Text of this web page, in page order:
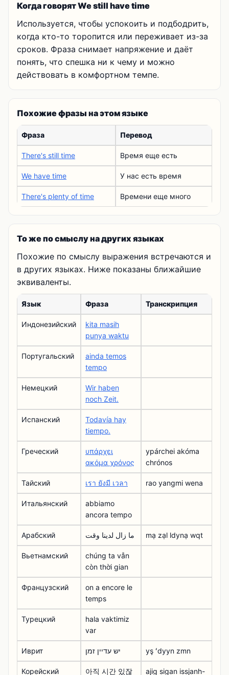
Когда говорят We still have time
Используется, чтобы успокоить и подбодрить,
когда кто-то торопится или переживает из-за
сроков. Фраза снимает напряжение и даёт
понять, что спешка ни к чему и можно
действовать в комфортном темпе.
Похожие фразы на этом языке
Фраза Перевод
There's still time Время еще есть
We have time У нас есть время
There's plenty of time Времени еще много
То же по смыслу на других языках
Похожие по смыслу выражения встречаются и
в других языках. Ниже показаны ближайшие
эквиваленты.
Язык Фраза Транскрипция
Индонезийский
kita masih
punya waktu
Португальский
ainda temos
tempo
Немецкий
Wir haben
noch Zeit.
Испанский
Todavía hay
tiempo.
Греческий
υπάρχει
ακόμα χρόνος
ypárchei akóma
chrónos
Тайский เรา ยังมี เวลา rao yangmi wena
Итальянский
abbiamo
ancora tempo
Арабский ما زال لدينا وقت mạ zạl ldynạ wqt
Вьетнамский
chúng ta vẫn
còn thời gian
Французский
on a encore le
temps
Турецкий
hala vaktimiz
var
Иврит יש עדיין זמן yş ʻdyyn zmn
Корейский 아직 시간 있잖 ajig sigan issjanh-